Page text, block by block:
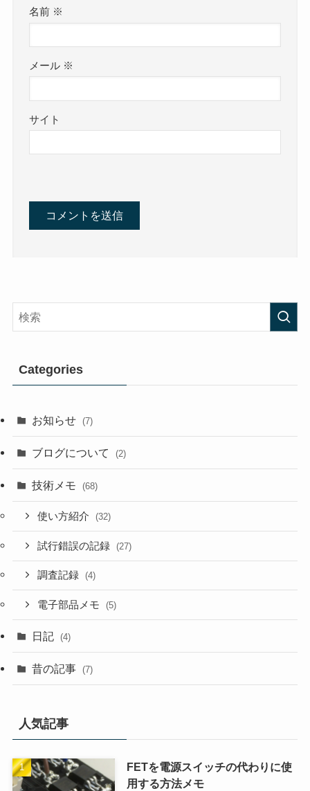
名前 ※
メール ※
サイト
Categories
お知らせ (7)
ブログについて (2)
技術メモ (68)
使い方紹介 (32)
試行錯誤の記録 (27)
調査記録 (4)
電子部品メモ (5)
日記 (4)
昔の記事 (7)
人気記事
FETを電源スイッチの代わりに使
用する方法メモ